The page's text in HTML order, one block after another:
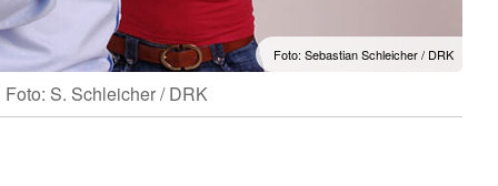
Foto: Sebastian Schleicher / DRK
Foto: S. Schleicher / DRK